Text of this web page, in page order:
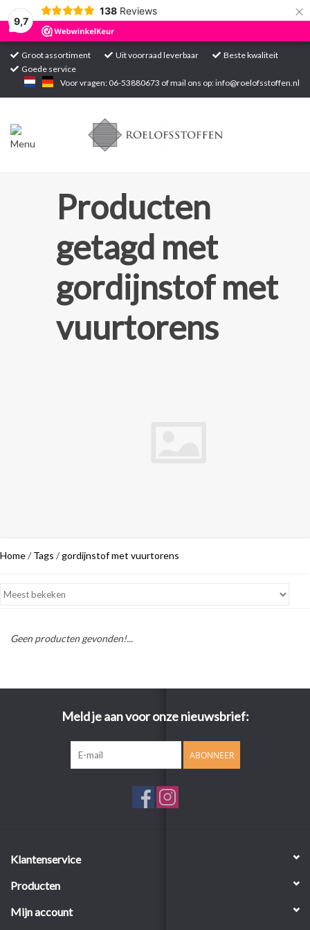
9,7
138 Reviews ×
Groot assortiment Uit voorraad leverbaar
Beste kwaliteit
Goede service
Voor vragen: 06-53880673 of mail ons op:info@roelofsstoffen.nl
Home
Producten
getagd met
gordijnstof met
vuurtorens
Home/ Tags /gordijnstof met vuurtorens
Geen producten gevonden!...
Meld je aan voor onze nieuwsbrief:
ABONNEER
Klantenservice
Producten
Mijn account